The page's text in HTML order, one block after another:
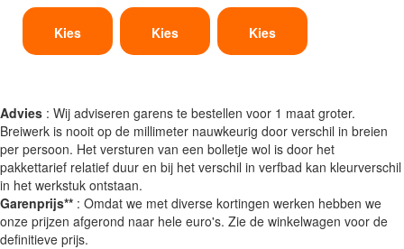
Kies Kies Kies
Advies : Wij adviseren garens te bestellen voor 1 maat groter.
Breiwerk is nooit op de millimeter nauwkeurig door verschil in breien
per persoon. Het versturen van een bolletje wol is door het
pakkettarief relatief duur en bij het verschil in verfbad kan kleurverschil
in het werkstuk ontstaan.
Garenprijs** : Omdat we met diverse kortingen werken hebben we
onze prijzen afgerond naar hele euro's. Zie de winkelwagen voor de
definitieve prijs.